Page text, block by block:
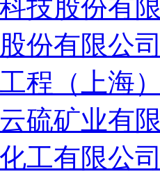
技股份有
份有限公
程（上海
硫矿业有
工有限公